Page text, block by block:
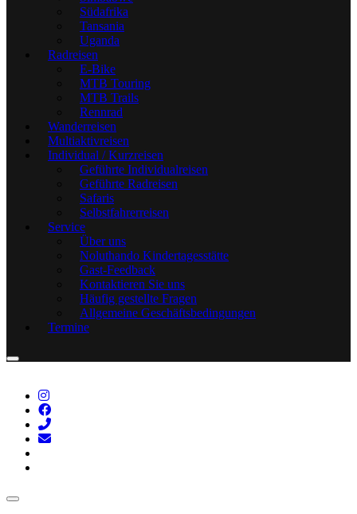
Südafrika
Tansania
Uganda
Radreisen
E-Bike
MTB Touring
MTB Trails
Rennrad
Wanderreisen
Multiaktivreisen
Individual / Kurzreisen
Geführte Individualreisen
Geführte Radreisen
Safaris
Selbstfahrerreisen
Service
Über uns
Noluthando Kindertagesstätte
Gast-Feedback
Kontaktieren Sie uns
Häufig gestellte Fragen
Allgemeine Geschäftsbedingungen
Termine